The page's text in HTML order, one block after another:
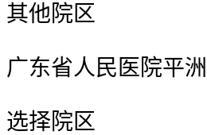
其他院区
广东省人民医院平
选择院区